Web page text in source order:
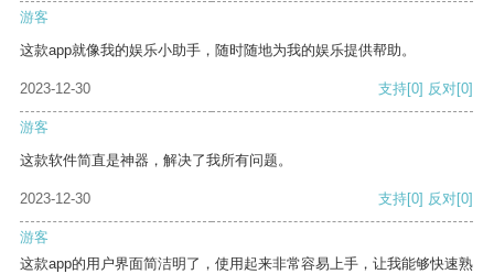
游客
这款app就像我的娱乐小助手，随时随地为我的娱乐提供帮助。
2023-12-30 支持[0] 反对[0]
游客
这款软件简直是神器，解决了我所有问题。
2023-12-30 支持[0] 反对[0]
游客
这款app的用户界面简洁明了，使用起来非常容易上手，让我能够快速熟